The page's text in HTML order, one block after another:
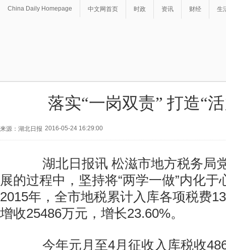
China Daily Homepage 中文网首页 时政 资讯 财经 生
落实“一岗双责” 打造“
来源：湖北日报 2016-05-24 16:29:00
湖北日报讯 松滋市地方税务局
展的过程中，坚持将“两学一做”内化于
2015年，全市地税累计入库各项税费
增收25486万元，增长23.60%。
今年元月至4月征收入库税收